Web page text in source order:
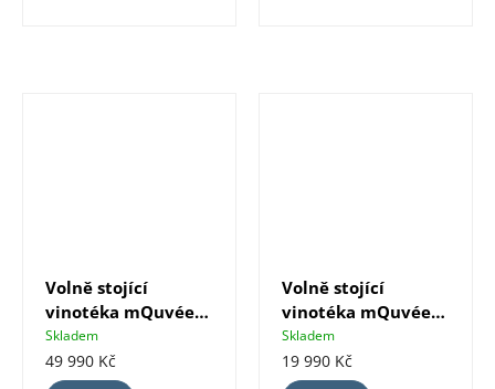
Volně stojící
vinotéka mQuvée
WineExpert 192
viditelné etikety,
Skladem
49 990 Kč
Volně stojící
vinotéka mQuvée
WineExpert 24
nerez
Skladem
19 990 Kč